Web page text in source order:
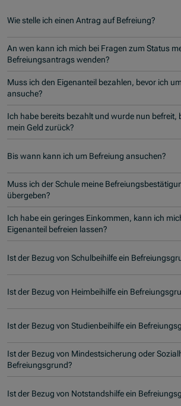
Wie stelle ich einen Antrag auf Befreiung?
An wen kann ich mich bei Fragen zum Status
Befreiungsantrags wenden?
Muss ich den Eigenanteil bezahlen, bevor ich
ansuche?
Ich habe bereits bezahlt und wurde nun befreit,
mein Geld zurück?
Bis wann kann ich um Befreiung ansuchen?
Muss ich der Schule meine
übergeben?
Ich habe ein geringes Einkommen, kann ich
Eigenanteil befreien lassen?
Ist der Bezug von Schulbeihilfe ein
Ist der Bezug von Heimbeihilfe ein
Ist der Bezug von Studienbeihilfe ein
Ist der Bezug von Mindestsicherung oder
Befreiungsgrund?
Ist der Bezug von Notstandshilfe ein